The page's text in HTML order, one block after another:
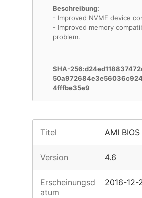
Beschreibung:
- Improved NVME device
- Improved memory
problem.
SHA-
4fffbe35e9
Titel AMI BIOS
Version 4.6
Erscheinungsd
atum
2016-12-